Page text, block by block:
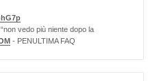
vedo più niente dopo la
- PENULTIMA FAQ